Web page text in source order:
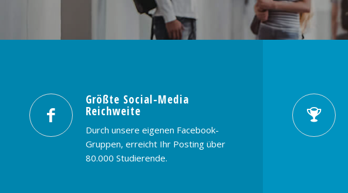
Größte Social-Media
Reichweite
Durch unsere eigenen Facebook-
Gruppen, erreicht Ihr Posting über
80.000 Studierende.